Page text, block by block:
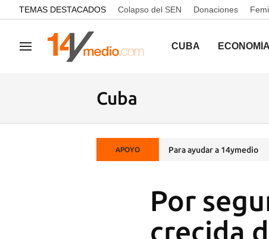
common.go-to-content
TEMAS DESTACADOS Colapso del SEN Donaciones
Navegación CUBA ECONOMÍA
Cuba
APOYO Para ayudar a 14ymedio
Por
crecida